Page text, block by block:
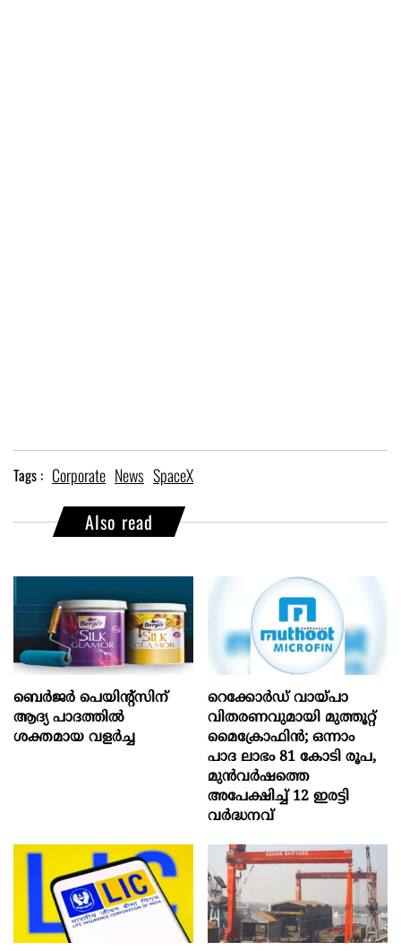
Tags : Corporate News SpaceX
Also read
ബെർജർ പെയിന്റ്സിന്
ആദ്യ പാദത്തിൽ
ശക്തമായ വളർച്ച
റെക്കോർഡ് വായ്പാ
വിതരണവുമായി മുത്തൂറ്റ്
മൈക്രോഫിൻ; ഒന്നാം
പാദ ലാഭം 81 കോടി രൂപ,
മുൻവർഷത്തെ
അപേക്ഷിച്ച് 12 ഇരട്ടി
വർദ്ധനവ്